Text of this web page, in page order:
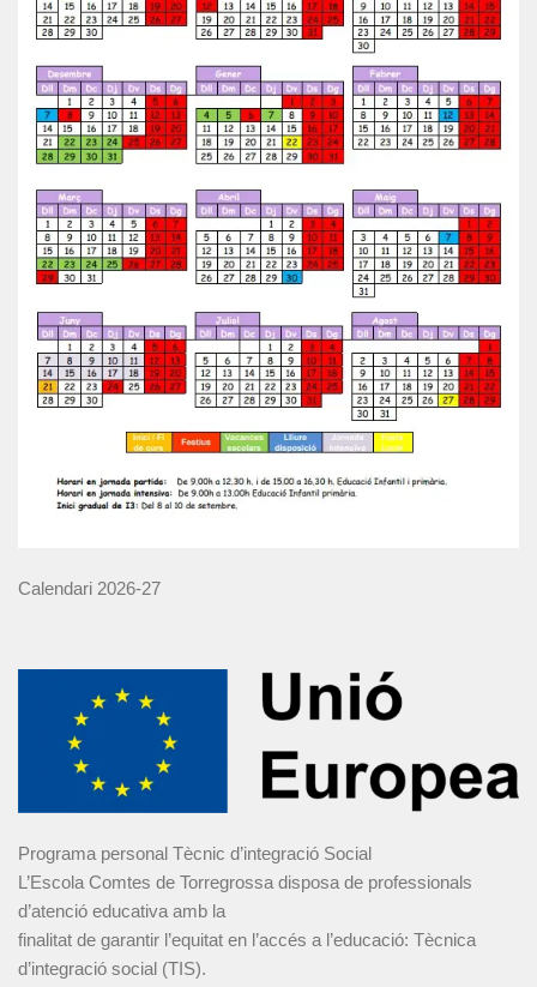
Calendari 2026-27
Programa personal Tècnic d’integració Social
L’Escola Comtes de Torregrossa disposa de professionals
d’atenció educativa amb la
finalitat de garantir l’equitat en l’accés a l’educació: Tècnica
d’integració social (TIS).